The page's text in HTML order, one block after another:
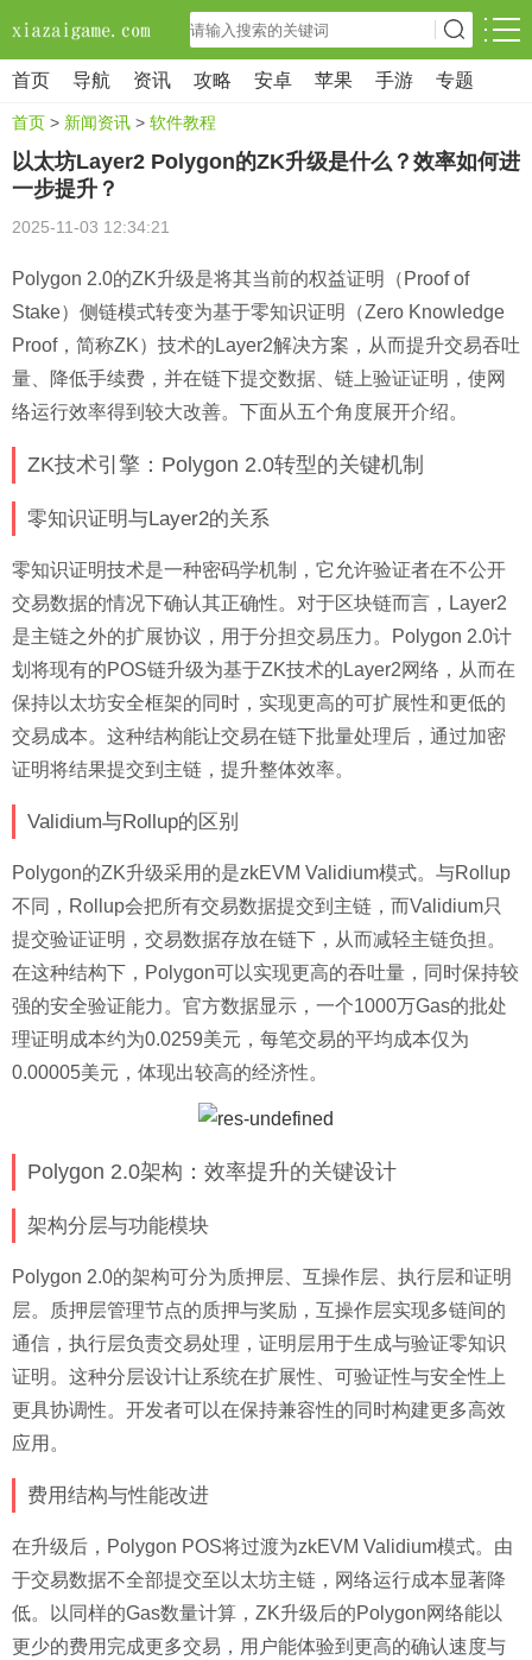
首页 导航 资讯 攻略 安卓 苹果 手游 专题
首页 > 新闻资讯 > 软件教程
以太坊Layer2 Polygon的ZK升级是什么？效率如何进
一步提升？
2025-11-03 12:34:21
Polygon 2.0的ZK升级是将其当前的权益证明（Proof of
Stake）侧链模式转变为基于零知识证明（Zero Knowledge
Proof，简称ZK）技术的Layer2解决方案，从而提升交易吞吐
量、降低手续费，并在链下提交数据、链上验证证明，使网
络运行效率得到较大改善。下面从五个角度展开介绍。
ZK技术引擎：Polygon 2.0转型的关键机制
零知识证明与Layer2的关系
零知识证明技术是一种密码学机制，它允许验证者在不公开
交易数据的情况下确认其正确性。对于区块链而言，Layer2
是主链之外的扩展协议，用于分担交易压力。Polygon 2.0计
划将现有的POS链升级为基于ZK技术的Layer2网络，从而在
保持以太坊安全框架的同时，实现更高的可扩展性和更低的
交易成本。这种结构能让交易在链下批量处理后，通过加密
证明将结果提交到主链，提升整体效率。
Validium与Rollup的区别
Polygon的ZK升级采用的是zkEVM Validium模式。与Rollup
不同，Rollup会把所有交易数据提交到主链，而Validium只
提交验证证明，交易数据存放在链下，从而减轻主链负担。
在这种结构下，Polygon可以实现更高的吞吐量，同时保持较
强的安全验证能力。官方数据显示，一个1000万Gas的批处
理证明成本约为0.0259美元，每笔交易的平均成本仅为
0.00005美元，体现出较高的经济性。
Polygon 2.0架构：效率提升的关键设计
架构分层与功能模块
Polygon 2.0的架构可分为质押层、互操作层、执行层和证明
层。质押层管理节点的质押与奖励，互操作层实现多链间的
通信，执行层负责交易处理，证明层用于生成与验证零知识
证明。这种分层设计让系统在扩展性、可验证性与安全性上
更具协调性。开发者可以在保持兼容性的同时构建更多高效
应用。
费用结构与性能改进
在升级后，Polygon POS将过渡为zkEVM Validium模式。由
于交易数据不全部提交至以太坊主链，网络运行成本显著降
低。以同样的Gas数量计算，ZK升级后的Polygon网络能以
更少的费用完成更多交易，用户能体验到更高的确认速度与